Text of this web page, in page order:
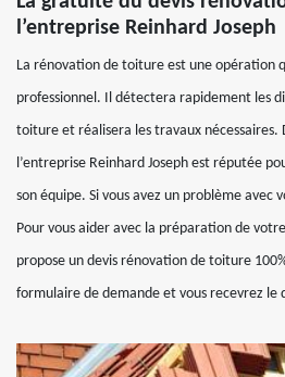
l’entreprise Reinhard Joseph
La rénovation de toiture est une opération
professionnel. Il détectera rapidement les
toiture et réalisera les travaux nécessaires.
l’entreprise Reinhard Joseph est réputée
son équipe. Si vous avez un problème
Pour vous aider avec la préparation de
propose un devis rénovation de toiture
formulaire de demande et vous recevrez le